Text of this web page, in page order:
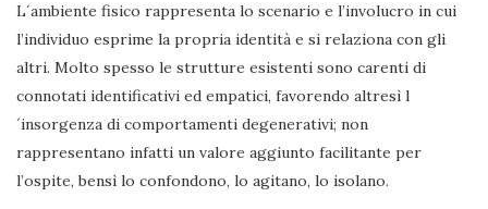
L´ambiente fisico rappresenta lo scenario e l’involucro in cui
l’individuo esprime la propria identità e si relaziona con gli
altri. Molto spesso le strutture esistenti sono carenti di
connotati identificativi ed empatici, favorendo altresì l
´insorgenza di comportamenti degenerativi; non
rappresentano infatti un valore aggiunto facilitante per
l’ospite, bensì lo confondono, lo agitano, lo isolano.